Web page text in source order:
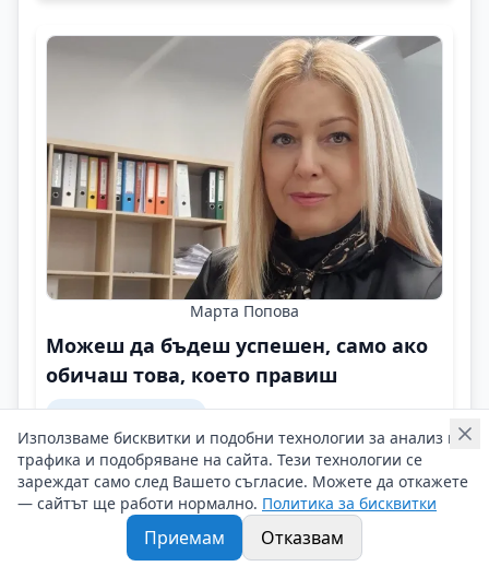
Марта Попова
Можеш да бъдеш успешен, само ако
обичаш това, което правиш
Кариерни съвети
Успешната кариера е да получаваш финансово
удовлетворение и признание от труда си в
размери, отговарящи на постигнатите резултати,
вложените усилия, време, опит!
Контакти на Марта Попова
Използваме бисквитки и подобни технологии за анализ на
трафика и подобряване на сайта. Тези технологии се
зареждат само след Вашето съгласие. Можете да откажете
— сайтът ще работи нормално. Политика за бисквитки
Приемам Отказвам